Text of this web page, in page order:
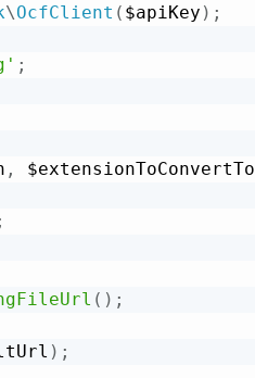
\OcfClient ( $apiKey ) ;
;
, $extensionToConvertTo
( ) ;
) ;